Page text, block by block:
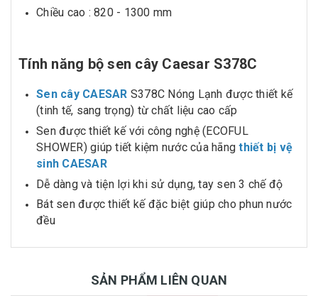
Chiều cao : 820 - 1300 mm
Tính năng bộ sen cây Caesar S378C
Sen cây CAESAR S378C Nóng Lạnh được thiết kế
(tinh tế, sang trọng) từ chất liệu cao cấp
Sen được thiết kế với công nghệ (ECOFUL
SHOWER) giúp tiết kiệm nước của hãngthiết bị vệ
sinh CAESAR
Dễ dàng và tiện lợi khi sử dụng, tay sen 3 chế độ
Bát sen được thiết kế đặc biệt giúp cho phun nước
đều
SẢN PHẨM LIÊN QUAN